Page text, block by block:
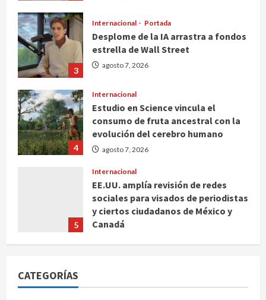
3
Internacional Portada
Desplome de la IA arrastra a fondos
estrella de Wall Street
agosto 7, 2026
4
Internacional
Estudio en Science vincula el
consumo de fruta ancestral con la
evolución del cerebro humano
agosto 7, 2026
5
Internacional
EE.UU. amplía revisión de redes
sociales para visados de periodistas
y ciertos ciudadanos de México y
Canadá
CATEGORÍAS